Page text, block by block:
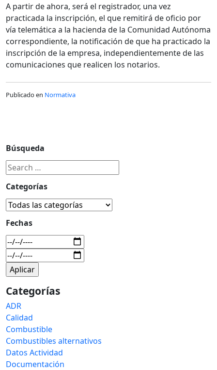
A partir de ahora, será el registrador, una vez
practicada la inscripción, el que remitirá de oficio por
vía telemática a la hacienda de la Comunidad Autónoma
correspondiente, la notificación de que ha practicado la
inscripción de la empresa, independientemente de las
comunicaciones que realicen los notarios.
Publicado en Normativa
Búsqueda
Categorías
Fechas
Categorías
ADR
Calidad
Combustible
Combustibles alternativos
Datos Actividad
Documentación